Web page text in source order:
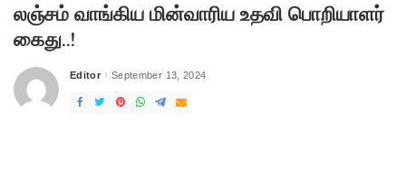
லஞ்சம் வாங்கிய மின்வாரிய உதவி பொறியாளர்
கைது..!
Posted
Editor September 13, 2024